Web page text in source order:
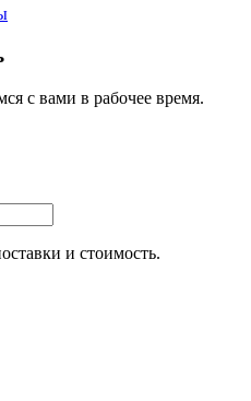
с вами в рабочее время.
и стоимость.